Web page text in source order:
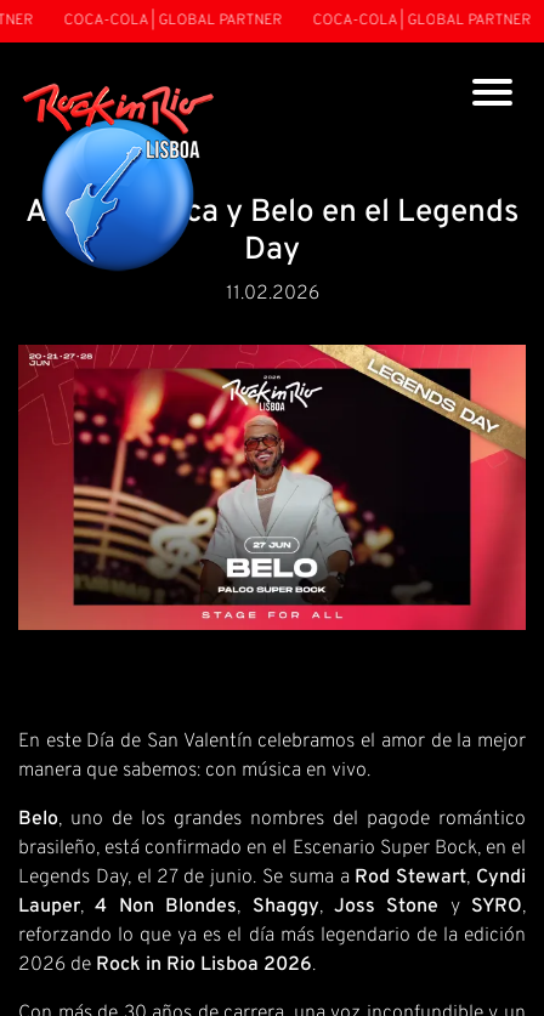
COCA-COLA | GLOBAL PARTNER COCA-COLA | GLOBAL PARTNER
Amor, música y Belo en el Legends
Day
11.02.2026
En este Día de San Valentín celebramos el amor de la mejor
manera que sabemos: con música en vivo.
Belo, uno de los grandes nombres del pagode romántico
brasileño, está confirmado en el Escenario Super Bock, en el
Legends Day, el 27 de junio. Se suma a Rod Stewart, Cyndi
Lauper,4 Non Blondes, Shaggy, Joss Stone y SYRO,
reforzando lo que ya es el día más legendario de la edición
2026 de Rock in Rio Lisboa 2026.